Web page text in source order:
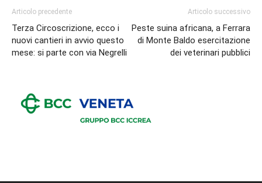
Articolo precedente
Terza Circoscrizione, ecco i
nuovi cantieri in avvio questo
mese: si parte con via Negrelli
Articolo successivo
Peste suina africana, a Ferrara
di Monte Baldo esercitazione
dei veterinari pubblici